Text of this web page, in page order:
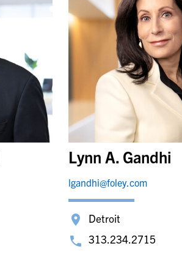
Lynn A. Gandhi
lgandhi@foley.com
Detroit
313.234.2715